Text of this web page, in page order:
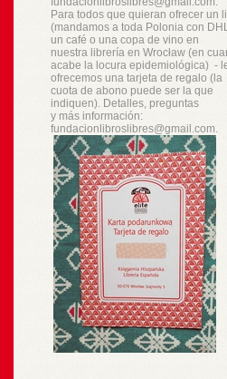
Para todos que quieran ofrecer un
(mandamos a toda Polonia con
un café o una copa de vino en
nuestra libreríaen Wrocław (en
acabe la locura epidemiológica) -
ofrecemos una tarjeta de regalo (la
cuota de abono puede ser la que
indiquen). Detalles, preguntas
y másinformación:
fundacionlibroslibres@gmail.com.